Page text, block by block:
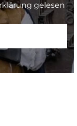
gelesen